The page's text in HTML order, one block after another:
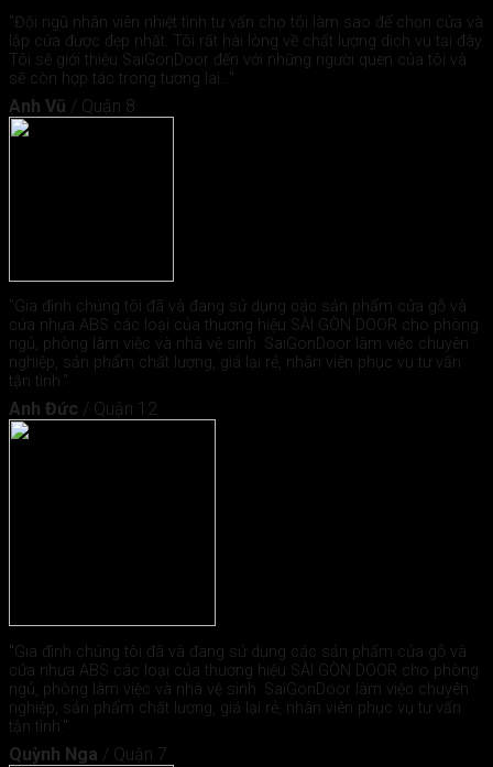
"Đội ngũ nhân viên nhiệt tình tư vấn cho tôi làm sao để chọn cửa và
lắp cửa được đẹp nhất. Tôi rất hài lòng về chất lượng dịch vụ tại đây.
Tôi sẽ giới thiệu SaiGonDoor đến với những người quen của tôi và
sẽ còn hợp tác trong tương lai..."
Anh Vũ / Quận 8
"Gia đình chúng tôi đã và đang sử dụng các sản phẩm cửa gỗ và
cửa nhựa ABS các loại của thương hiệu SÀI GÒN DOOR cho phòng
ngủ, phòng làm việc và nhà vệ sinh. SaiGonDoor làm việc chuyên
nghiệp, sản phẩm chất lượng, giá lại rẻ, nhân viên phục vụ tư vấn
tận tình."
Anh Đức / Quận 12
"Gia đình chúng tôi đã và đang sử dụng các sản phẩm cửa gỗ và
cửa nhựa ABS các loại của thương hiệu SÀI GÒN DOOR cho phòng
ngủ, phòng làm việc và nhà vệ sinh. SaiGonDoor làm việc chuyên
nghiệp, sản phẩm chất lượng, giá lại rẻ, nhân viên phục vụ tư vấn
tận tình."
Quỳnh Nga / Quận 7